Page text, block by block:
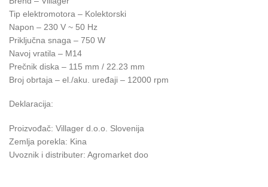
Tip elektromotora – Kolektorski
Napon – 230 V ~ 50 Hz
Priključna snaga – 750 W
Navoj vratila – M14
Prečnik diska – 115 mm / 22.23 mm
Broj obrtaja – el./aku. uređaji – 12000 rpm
Deklaracija:
Proizvođač: Villager d.o.o. Slovenija
Zemlja porekla: Kina
Uvoznik i distributer: Agromarket doo